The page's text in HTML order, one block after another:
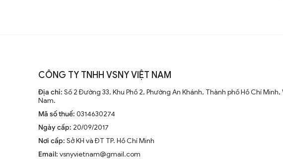
Đèn tường Vintage kiểu bão DGTNT
CÔNG TY TNHH VSNY VIỆT NAM
Địa chỉ: Số 2 Đường 33, Khu Phố 2, Phường An Khánh, Thành phố Hồ Chí Minh,
Nam.
Mã số thuế: 0314630274
Ngày cấp: 20/09/2017
Nơi cấp: Sở KH và ĐT TP. Hồ Chí Minh
Email: vsnyvietnam@gmail.com